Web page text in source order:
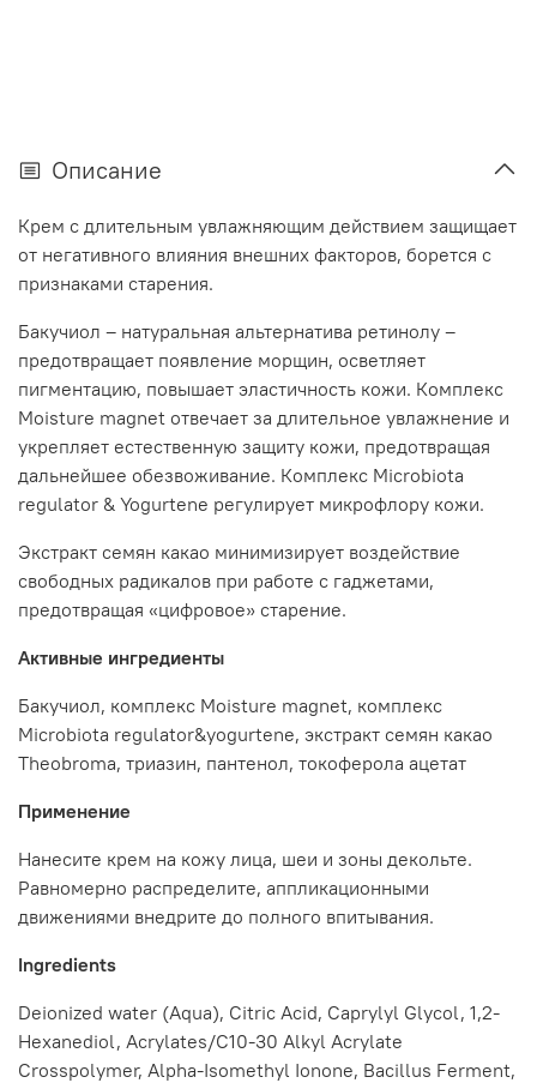
Описание
Крем с длительным увлажняющим действием защищает
от негативного влияния внешних факторов, борется с
признаками старения.
Бакучиол – натуральная альтернатива ретинолу –
предотвращает появление морщин, осветляет
пигментацию, повышает эластичность кожи. Комплекс
Moisture magnet отвечает за длительное увлажнение и
укрепляет естественную защиту кожи, предотвращая
дальнейшее обезвоживание. Комплекс Microbiota
regulator & Yogurtene регулирует микрофлору кожи.
Экстракт семян какао минимизирует воздействие
свободных радикалов при работе с гаджетами,
предотвращая «цифровое» старение.
Активные ингредиенты
Бакучиол, комплекс Moisture magnet, комплекс
Microbiota regulator&yogurtene, экстракт семян какао
Theobroma, триазин, пантенол, токоферола ацетат
Применение
Нанесите крем на кожу лица, шеи и зоны декольте.
Равномерно распределите, аппликационными
движениями внедрите до полного впитывания.
Ingredients
Deionized water (Aqua), Citric Acid, Caprylyl Glycol, 1,2-
Hexanediol, Acrylates/C10-30 Alkyl Acrylate
Crosspolymer, Alpha-Isomethyl Ionone, Bacillus Ferment,